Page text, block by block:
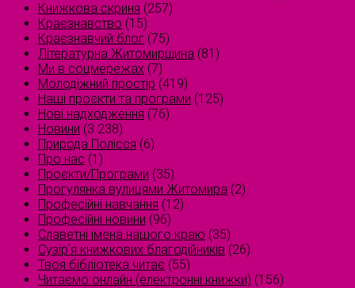
Книжкова скриня (257)
Краєзнавство (15)
Краєзнавчий блог (75)
Літературна Житомирщина (81)
Ми в соцмережах (7)
Молодіжний простір (419)
Наші проєкти та програми (125)
Нові надходження (76)
Новини (3 238)
Природа Полісся (6)
Про нас (1)
Проєкти/Програми (35)
Прогулянка вулицями Житомира (2)
Професійні навчання (12)
Професійні новини (96)
Славетні імена нашого краю (35)
Сузірʼя книжкових благодійників (26)
Твоя бібліотека читає (55)
Читаємо онлайн (електронні книжки) (156)